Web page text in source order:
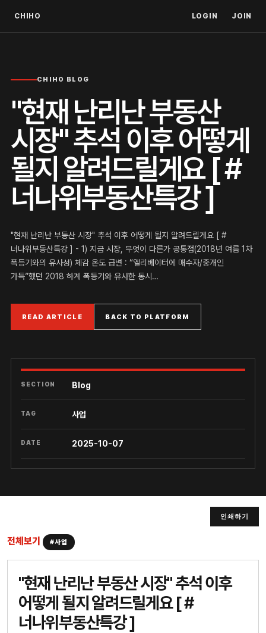
CHIHO LOGIN JOIN
CHIHO BLOG
"현재 난리난 부동산
시장" 추석 이후 어떻게
될지 알려드릴게요 [ #
너나위부동산특강 ]
"현재 난리난 부동산 시장" 추석 이후 어떻게 될지 알려드릴게요 [ #
너나위부동산특강 ] - 1) 지금 시장, 무엇이 다른가 공통점(2018년 여름 1차
폭등기와의 유사성) 체감 온도 급변 : “엘리베이터에 매수자/중개인
가득”했던 2018 하계 폭등기와 유사한 동시…
READ ARTICLE BACK TO PLATFORM
SECTION Blog
TAG 사업
DATE 2025-10-07
인쇄하기
전체보기 #사업
"현재 난리난 부동산 시장" 추석 이후
어떻게 될지 알려드릴게요 [ #
너나위부동산특강 ]